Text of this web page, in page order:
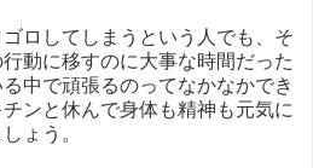
ロしてしまうという人でも、そ
動に移すのに大事な時間だった
中で頑張るのってなかなかでき
ンと休んで身体も精神も元気に
ょう。